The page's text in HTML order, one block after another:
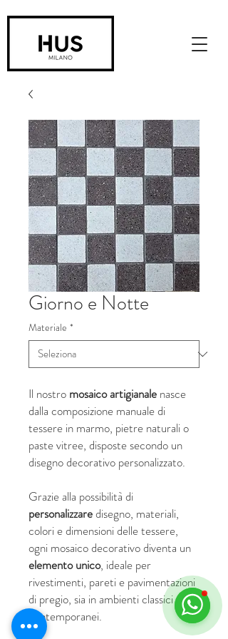
Giorno e Notte
Materiale *
Il nostro mosaico artigianale nasce
dalla composizione manuale di
tessere in marmo, pietre naturali o
paste vitree, disposte secondo un
disegno decorativo personalizzato.
Grazie alla possibilità di
personalizzaredisegno, materiali,
colori e dimensioni delle tessere,
ogni mosaico decorativo diventa un
elemento unico, ideale per
rivestimenti, pareti e pavimentazioni
di pregio, sia in ambienti classici che
contemporanei.